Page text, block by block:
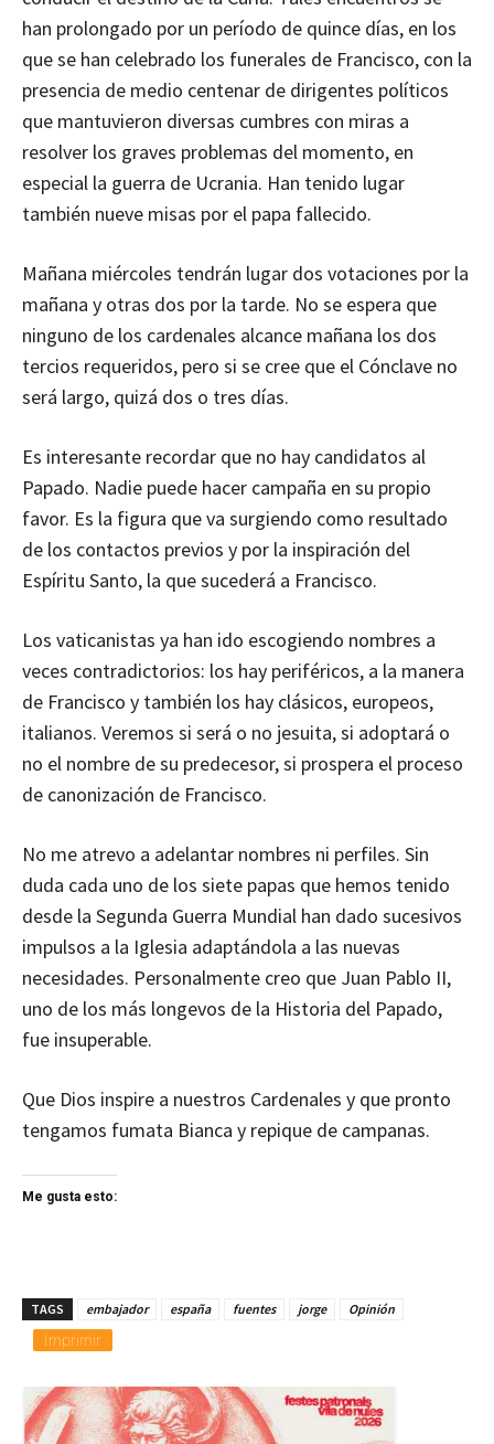
han prolongado por un período de quince días, en los
que se han celebrado los funerales de Francisco, con la
presencia de medio centenar de dirigentes políticos
que mantuvieron diversas cumbres con miras a
resolver los graves problemas del momento, en
especial la guerra de Ucrania. Han tenido lugar
también nueve misas por el papa fallecido.
Mañana miércoles tendrán lugar dos votaciones por la
mañana y otras dos por la tarde. No se espera que
ninguno de los cardenales alcance mañana los dos
tercios requeridos, pero si se cree que el Cónclave no
será largo, quizá dos o tres días.
Es interesante recordar que no hay candidatos al
Papado. Nadie puede hacer campaña en su propio
favor. Es la figura que va surgiendo como resultado
de los contactos previos y por la inspiración del
Espíritu Santo, la que sucederá a Francisco.
Los vaticanistas ya han ido escogiendo nombres a
veces contradictorios: los hay periféricos, a la manera
de Francisco y también los hay clásicos, europeos,
italianos. Veremos si será o no jesuita, si adoptará o
no el nombre de su predecesor, si prospera el proceso
de canonización de Francisco.
No me atrevo a adelantar nombres ni perfiles. Sin
duda cada uno de los siete papas que hemos tenido
desde la Segunda Guerra Mundial han dado sucesivos
impulsos a la Iglesia adaptándola a las nuevas
necesidades. Personalmente creo que Juan Pablo II,
uno de los más longevos de la Historia del Papado,
fue insuperable.
Que Dios inspire a nuestros Cardenales y que pronto
tengamos fumata Bianca y repique de campanas.
Me gusta esto:
TAGS embajador españa fuentes jorge Opinión
Imprimir